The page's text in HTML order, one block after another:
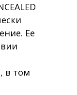
Ее
в том